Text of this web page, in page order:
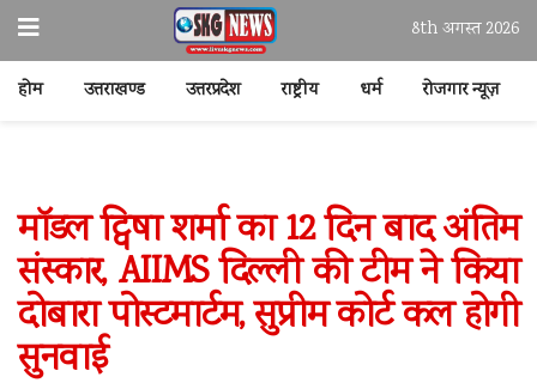
8th अगस्त 2026
होम उत्तराखण्ड उत्तरप्रदेश राष्ट्रीय धर्म रोजगार न्यूज़
मॉडल ट्विषा शर्मा का 12 दिन बाद अंतिम
संस्कार, AIIMS दिल्ली की टीम ने किया
दोबारा पोस्टमार्टम, सुप्रीम कोर्ट कल होगी
सुनवाई